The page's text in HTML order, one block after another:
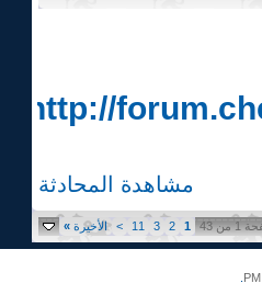
http://
مشاهدة المحادثة
1
2
11
> الأخيرة»